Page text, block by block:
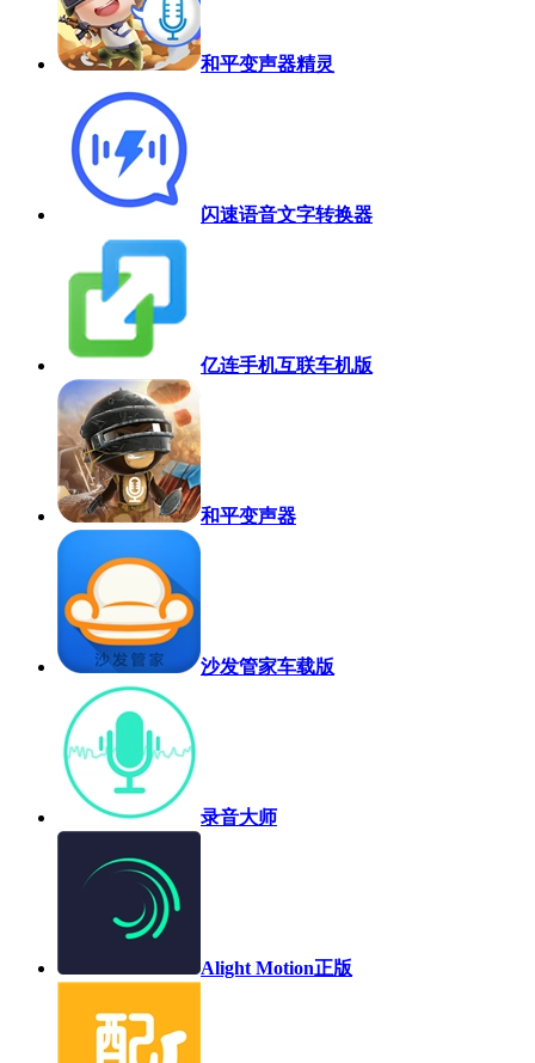
和平变声器精灵
闪速语音文字转换器
亿连手机互联车机版
和平变声器
沙发管家车载版
录音大师
Alight Motion正版